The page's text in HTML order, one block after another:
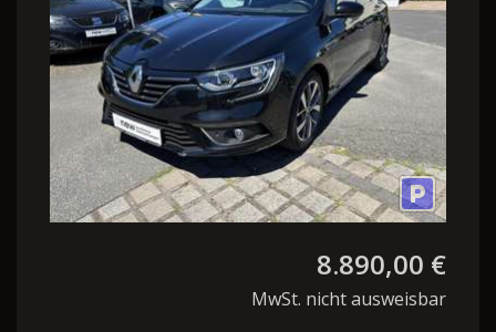
8.890,00 €
MwSt. nicht ausweisbar